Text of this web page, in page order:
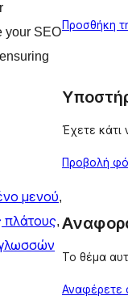
your SEO
μενού
πλάτους
Προσθήκη
Έχετε κάτι
Προβολή
Το θέμα
Αναφέρετε